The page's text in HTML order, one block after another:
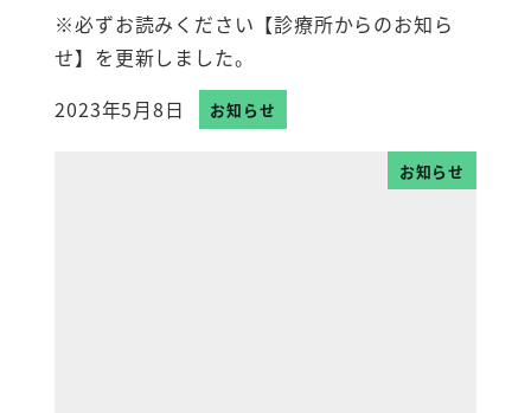
※必ずお読みください【診療所からのお知ら
せ】を更新しました。
投稿日
2023年5月8日 お知らせ
お知らせ